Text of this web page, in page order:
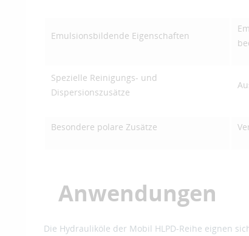
Emulsionsbildende Eigenschaften
Spezielle Reinigungs- und
Dispersionszusätze
Besondere polare Zusätze
Anwendungen
Die Hydrauliköle der Mobil HLPD-Reihe eignen